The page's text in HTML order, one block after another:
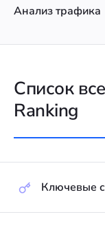
Анализ трафика
Список
Ranking
Ключевые